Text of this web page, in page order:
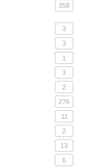
358
3
3
1
3
2
276
11
2
13
6